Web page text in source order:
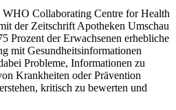
Collaborating Centre for Health
der Zeitschrift Apotheken Umschau
Prozent der Erwachsenen erhebliche
mit Gesundheitsinformationen
Probleme, Informationen zu
Krankheiten oder Prävention
kritisch zu bewerten und